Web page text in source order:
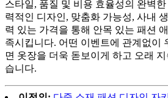
스타일, 품질 및 비용 효율성의 완벽
력적인 디자인, 맞춤화 가능성, 사내
력 있는 가격을 통해 안목 있는 패션
족시킵니다. 어떤 이벤트에 관계없이
면 옷장을 더욱 돋보이게 하고 오래
습니다.